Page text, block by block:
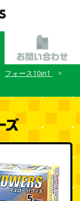
フォース10in1